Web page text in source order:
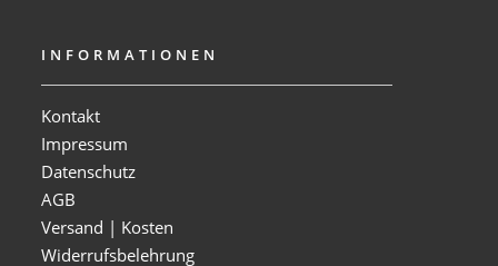
INFORMATIONEN
Kontakt
Impressum
Datenschutz
AGB
Versand | Kosten
Widerrufsbelehrung